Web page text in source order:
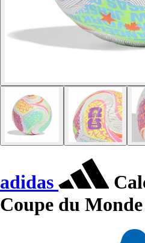
adidas
Coupe du